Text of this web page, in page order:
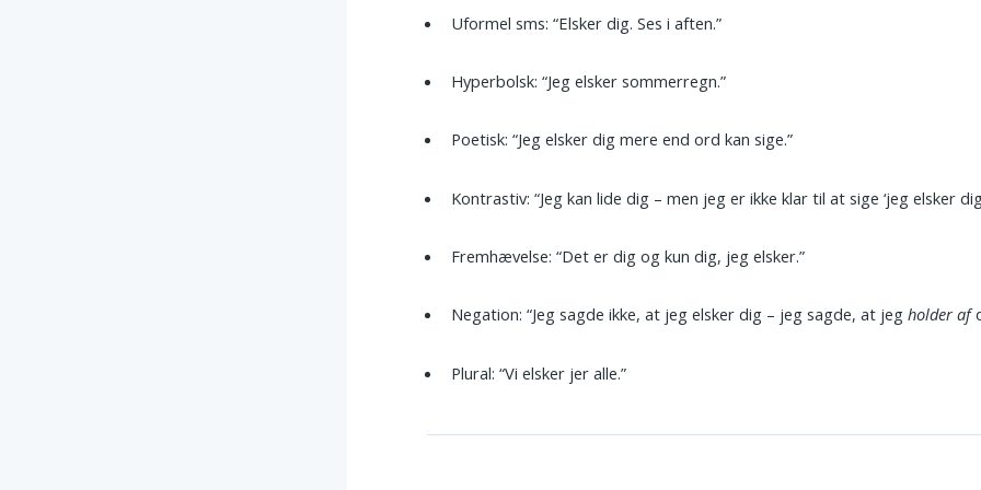
Uformel sms: “Elsker dig. Ses i aften.”
Hyperbolsk: “Jeg elsker sommerregn.”
Poetisk: “Jeg elsker dig mere end ord kan sige.”
Kontrastiv: “Jeg kan lide dig – men jeg er ikke klar til at sige ‘jeg elsker
Fremhævelse: “Det er dig og kun dig, jeg elsker.”
Negation: “Jeg sagde ikke, at jeg elsker dig – jeg sagde, at jegholder af
Plural: “Vi elsker jer alle.”